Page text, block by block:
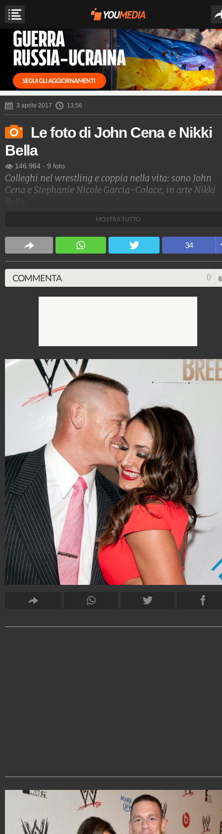
3 aprile 2017 13:56
Le foto di John Cena e Nikki
Bella
146.964 - 9 foto
Colleghi nel wrestling e coppia nella vita: sono John
Cena e Stephanie Nicole Garcia-Colace, in arte Nikki
Bella.
Spettacolo FanpageMOSTRA TUTTO
34
COMMENTA 0